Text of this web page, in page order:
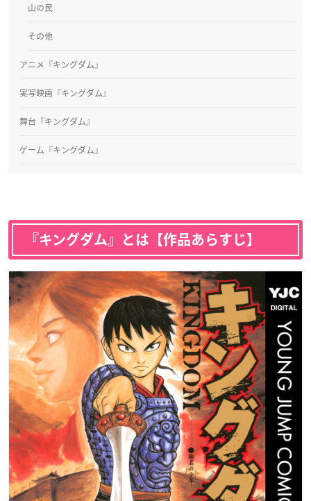
山の民
その他
アニメ『キングダム』
実写映画『キングダム』
舞台『キングダム』
ゲーム『キングダム』
『キングダム』とは【作品あらすじ】